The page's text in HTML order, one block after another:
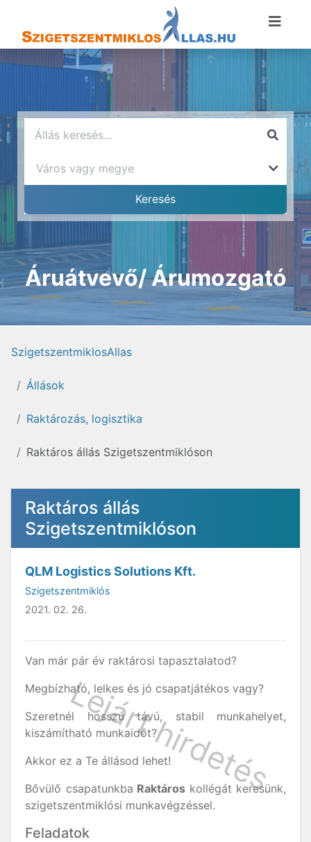
Áruátvevő/ Árumozgató
SzigetszentmiklosAllas
Állások
Raktározás, logisztika
Raktáros állás Szigetszentmiklóson
Raktáros állás
Szigetszentmiklóson
QLM Logistics Solutions Kft.
Szigetszentmiklós
2021. 02. 26.
Van már pár év raktárosi tapasztalatod?
Megbízható, lelkes és jó csapatjátékos vagy?
Szeretnél hosszú távú, stabil munkahelyet,
kiszámítható munkaidőt?
Akkor ez a Te állásod lehet!
Bővülő csapatunkba Raktáros kollégát keresünk,
szigetszentmiklósi munkavégzéssel.
Feladatok